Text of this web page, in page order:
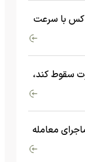
اسپیس‌اکس با سرعت
سقوط کند،
معامله